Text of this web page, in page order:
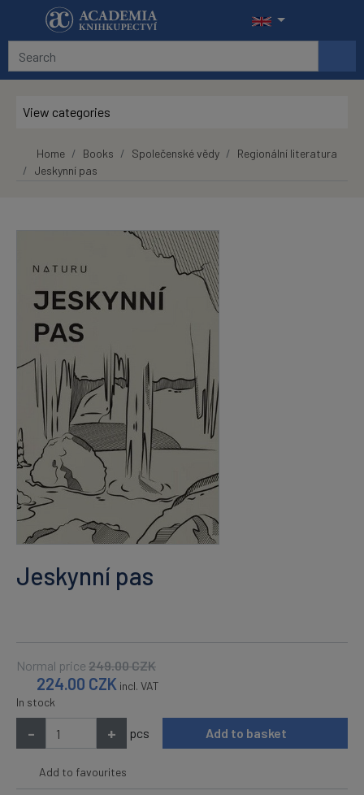
Skip to main content
View categories
Home Books Společenské vědy
Regionální literatura
Jeskynní pas
Jeskynní pas
Normal price 249.00CZK
224.00 CZK incl. VAT
In stock
- + pcs Add to basket
Add to favourites